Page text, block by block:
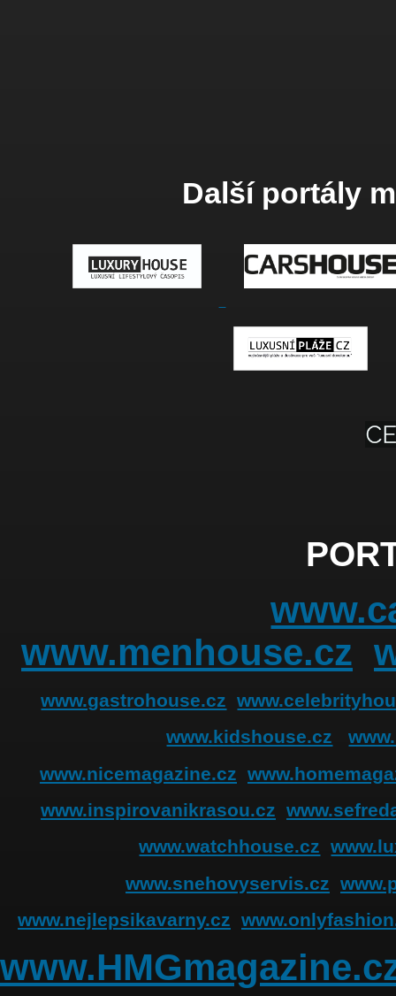
Další portály
www.menhouse.cz
www.gastrohouse.cz
www.kidshouse.cz
www.nicemagazine.cz
www.inspirovanikrasou.cz
www.watchhouse.cz
www.snehovyservis.cz
www.nejlepsikavarny.cz